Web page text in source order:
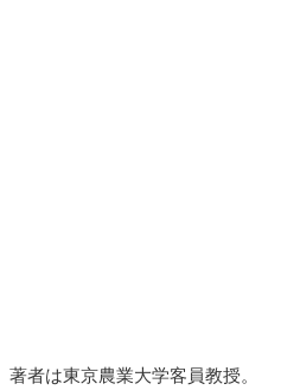
著者は東京農業大学客員教授。